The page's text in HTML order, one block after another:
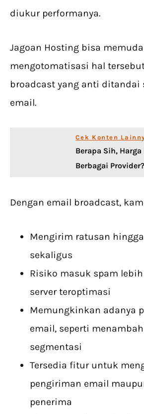
diukur performanya.
Jagoan Hosting bisa
mengotomatisasi hal
broadcast yang anti ditandai
email.
Cek Konten
Berapa Sih,
Berbagai Provider?
Dengan email broadcast,
Mengirim ratusan
sekaligus
Risiko masuk spam
server teroptimasi
Memungkinkan adanya
email, seperti
segmentasi
Tersedia fitur untuk
pengiriman email
penerima